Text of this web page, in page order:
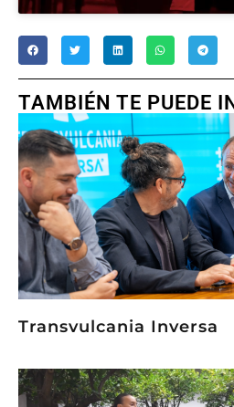
TAMBIÉN TE PUEDE
Transvulcania Inversa